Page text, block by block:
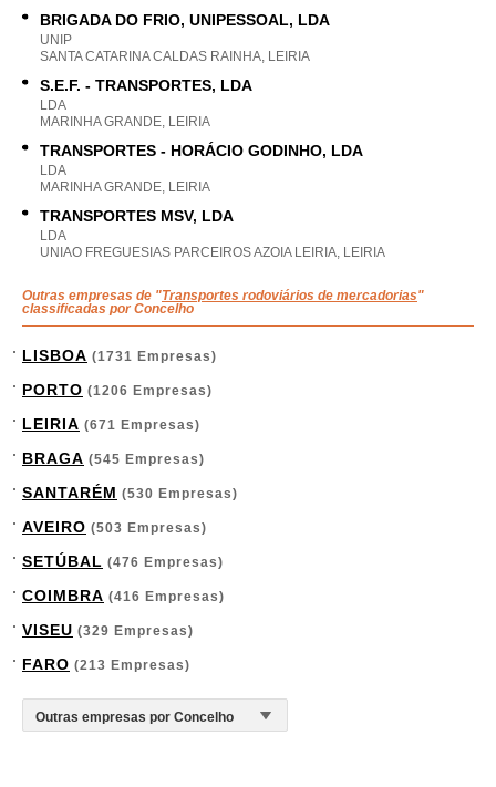
BRIGADA DO FRIO, UNIPESSOAL, LDA
UNIP
SANTA CATARINA CALDAS RAINHA, LEIRIA
S.E.F. - TRANSPORTES, LDA
LDA
MARINHA GRANDE, LEIRIA
TRANSPORTES - HORÁCIO GODINHO, LDA
LDA
MARINHA GRANDE, LEIRIA
TRANSPORTES MSV, LDA
LDA
UNIAO FREGUESIAS PARCEIROS AZOIA LEIRIA, LEIRIA
Outras empresas de "Transportes rodoviários de mercadorias"
classificadas por Concelho
LISBOA (1731 Empresas)
PORTO (1206 Empresas)
LEIRIA (671 Empresas)
BRAGA (545 Empresas)
SANTARÉM (530 Empresas)
AVEIRO (503 Empresas)
SETÚBAL (476 Empresas)
COIMBRA (416 Empresas)
VISEU (329 Empresas)
FARO (213 Empresas)